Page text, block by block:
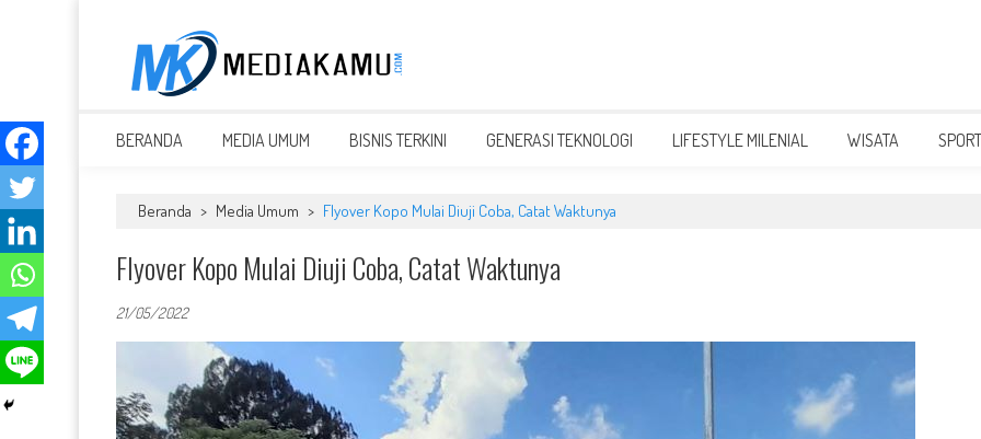
MEDIAKAMU.com
BERANDA MEDIA UMUM BISNIS TERKINI GENERASI TEKNOLOGI LIFESTYLE MILENIAL WISATA SPORT
Beranda > Media Umum > Flyover Kopo Mulai Diuji Coba, Catat Waktunya
Flyover Kopo Mulai Diuji Coba, Catat Waktunya
21/05/2022